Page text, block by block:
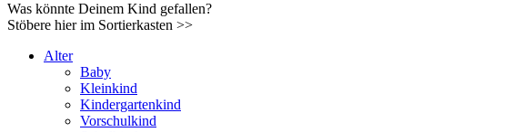
Was könnte Deinem Kind gefallen?
Stöbere hier im Sortierkasten >>
Alter
Baby
Kleinkind
Kindergartenkind
Vorschulkind